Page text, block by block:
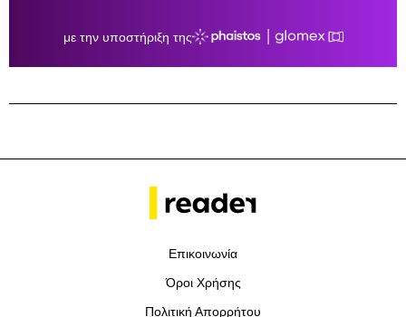
Επικοινωνία
Όροι Χρήσης
Πολιτική Απορρήτου